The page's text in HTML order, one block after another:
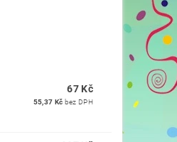
67 Kč
55,37 Kč bez DPH